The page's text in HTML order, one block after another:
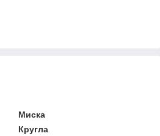
Миска
Кругла